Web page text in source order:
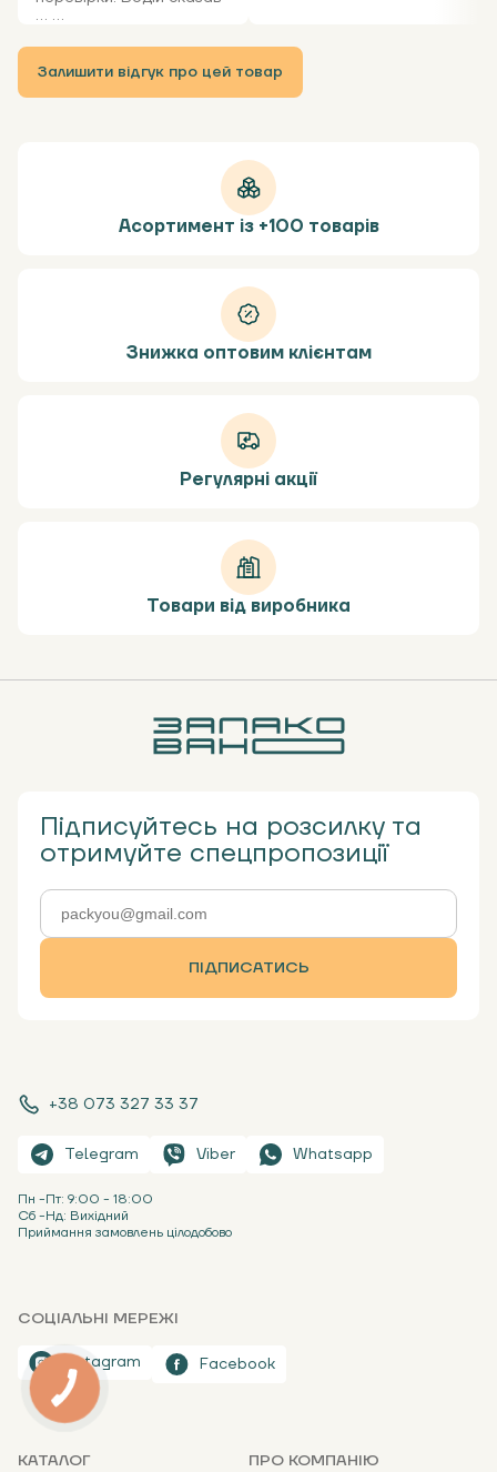
... ...
Залишити відгук про цей товар
Асортимент із +100 товарів
Знижка оптовим клієнтам
Регулярні акції
Товари від виробника
+38 073 327 33 37
Telegram Viber Whatsapp
Пн -Пт: 9:00 - 18:00
Сб -Нд: Вихідний
Приймання замовлень цілодобово
СОЦІАЛЬНІ МЕРЕЖІ
Instagram Facebook
КАТАЛОГ ПРО КОМПАНІЮ
Підписуйтесь на розсилку та
отримуйте спецпропозиції
ПІДПИСАТИСЬ